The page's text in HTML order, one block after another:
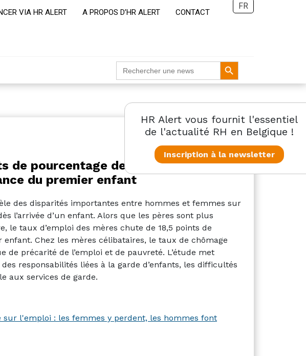
VIA HR ALERT A PROPOS D’HR ALERT CONTACT
FR
Search
for:
Search Button
HR Alert vous fournit l'essentiel
de l'actualité RH en Belgique !
Inscription à la newsletter
de pourcentage de mères actives en
du premier enfant
des disparités importantes entre hommes et femmes sur
l’arrivée d’un enfant. Alors que les pères sont plus
le taux d’emploi des mères chute de 18,5 points de
Chez les mères célibataires, le taux de chômage
de précarité de l’emploi et de pauvreté. L’étude met
responsabilités liées à la garde d’enfants, les difficultés
aux services de garde.
sur l'emploi : les femmes y perdent, les hommes font